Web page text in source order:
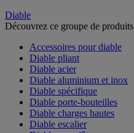
Diable
Découvrez ce groupe de produits
Accessoires pour diable
Diable pliant
Diable acier
Diable aluminium et inox
Diable spécifique
Diable porte-bouteilles
Diable charges hautes
Diable escalier